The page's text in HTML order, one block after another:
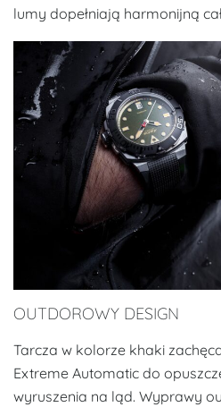
lumy dopełniają harmonijną
OUTDOROWY DESIGN
Tarcza w kolorze khaki
Extreme Automatic do
wyruszenia na ląd. Wyprawy